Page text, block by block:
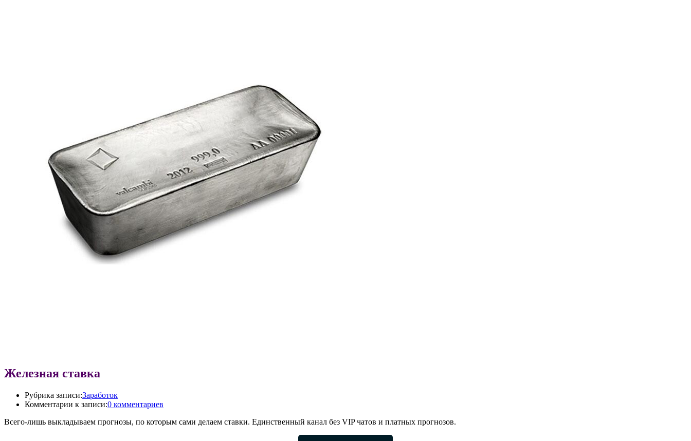
Железная ставка
Рубрика записи:Заработок
Комментарии к записи:0 комментариев
Всего-лишь выкладываем прогнозы, по которым сами делаем ставки. Единственный канал без VIP чатов и платных прогнозов.